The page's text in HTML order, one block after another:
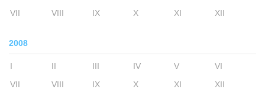
VII
VIII IX X XI XII
2008
I II III IV V
VI
VII
VIII IX X XI XII